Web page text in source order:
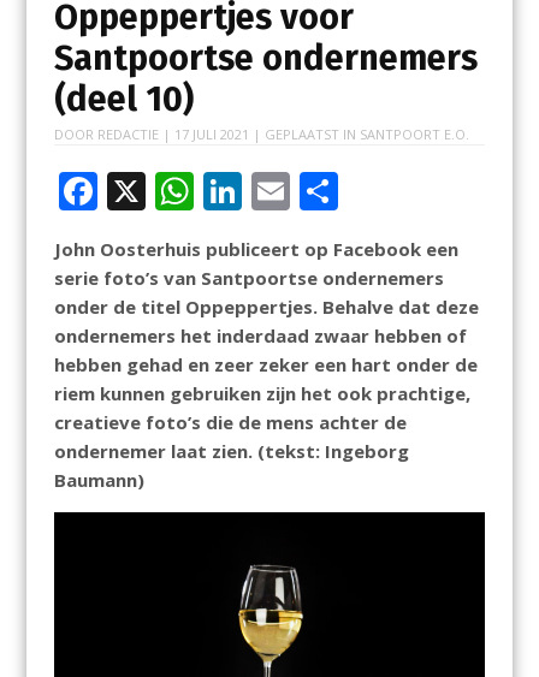
Oppeppertjes voor
Santpoortse ondernemers
(deel 10)
DOOR REDACTIE | 17 JULI 2021 | GEPLAATST IN SANTPOORT E.O.
F
e
b
o
o
k
X W
at
s
A
p
p
Li
n
k
e
dI
n
E
ai
l
D
e
n
John Oosterhuis publiceert op Facebook een
serie foto’s van Santpoortse ondernemers
onder de titel Oppeppertjes. Behalve dat deze
ondernemers het inderdaad zwaar hebben of
hebben gehad en zeer zeker een hart onder de
riem kunnen gebruiken zijn het ook prachtige,
creatieve foto’s die de mens achter de
ondernemer laat zien. (tekst: Ingeborg
Baumann)